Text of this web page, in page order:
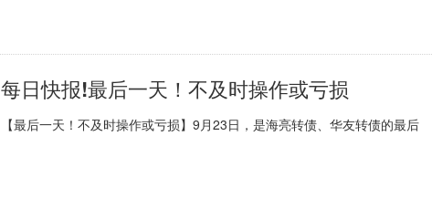
每日快报!最后一天！不及时操作或亏损
【最后一天！不及时操作或亏损】9月23日，是海亮转债、华友转债的最后